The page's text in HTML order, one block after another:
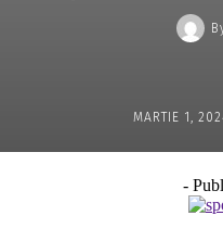
MARTIE 1,
-